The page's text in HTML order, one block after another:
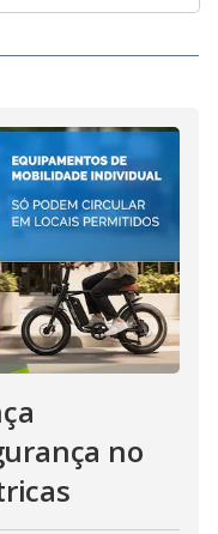
no